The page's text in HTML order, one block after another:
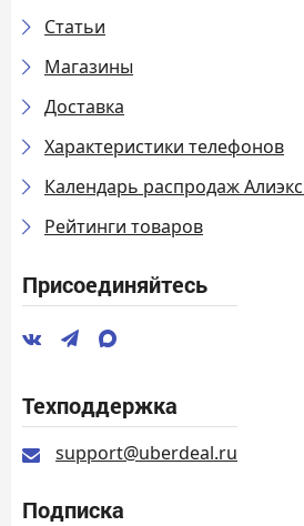
Статьи
Магазины
Доставка
Характеристики телефонов
Календарь распродаж
Рейтинги товаров
Присоединяйтесь
Техподдержка
support@uberdeal.ru
Подписка